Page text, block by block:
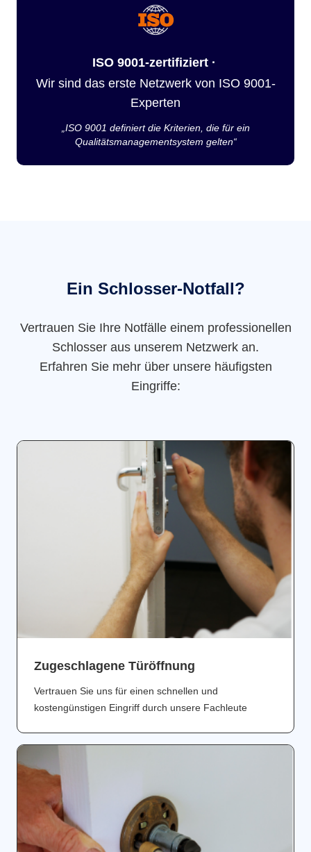
ISO 9001-zertifiziert ·
Wir sind das erste Netzwerk von ISO 9001-
Experten
„ISO 9001 definiert die Kriterien, die für ein
Qualitätsmanagementsystem gelten“
Ein Schlosser-Notfall?
Vertrauen Sie Ihre Notfälle einem professionellen
Schlosser aus unserem Netzwerk an.
Erfahren Sie mehr über unsere häufigsten
Eingriffe:
Zugeschlagene Türöffnung
Vertrauen Sie uns für einen schnellen und
kostengünstigen Eingriff durch unsere Fachleute